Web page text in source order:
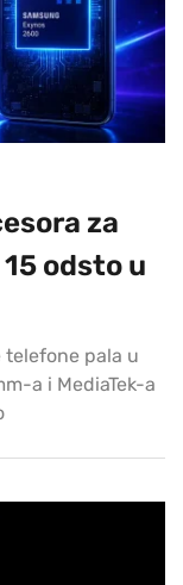
za
odsto u
telefone pala u
a i MediaTek-a